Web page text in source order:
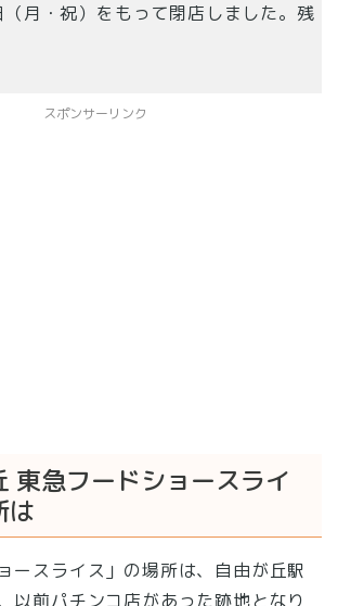
月・祝）をもって閉店しました。残
スポンサーリンク
東急フードショースライ
は
ースライス」の場所は、自由が丘駅
以前パチンコ店があった跡地となり